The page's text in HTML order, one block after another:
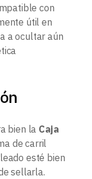
con
útil en
a ocultar aún
bien la Caja
de carril
esté bien
sellarla.